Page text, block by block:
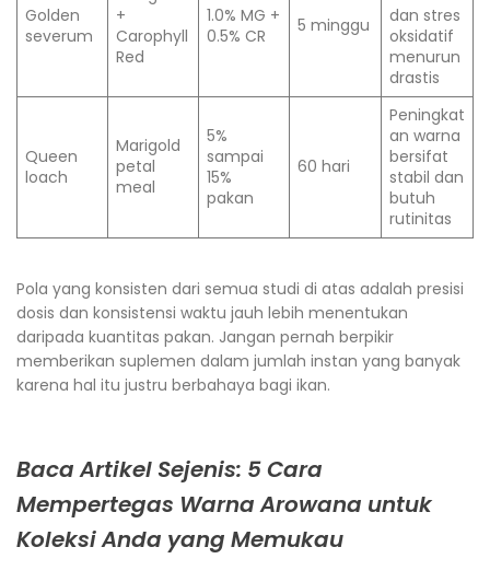
Golden
severum
+
Carophyll
Red
1.0% MG +
0.5% CR
5 minggu
dan stres
oksidatif
menurun
drastis
Queen
loach
Marigold
petal
meal
5%
sampai
15%
pakan
60 hari
Peningkat
an warna
bersifat
stabil dan
butuh
rutinitas
Pola yang konsisten dari semua studi di atas adalah presisi
dosis dan konsistensi waktu jauh lebih menentukan
daripada kuantitas pakan. Jangan pernah berpikir
memberikan suplemen dalam jumlah instan yang banyak
karena hal itu justru berbahaya bagi ikan.
Baca Artikel Sejenis: 5 Cara
Mempertegas Warna Arowana untuk
Koleksi Anda yang Memukau